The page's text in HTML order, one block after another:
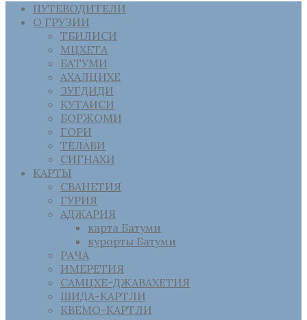
ПУТЕВОДИТЕЛИ
О ГРУЗИИ
ТБИЛИСИ
МЦХЕТА
БАТУМИ
АХАЛЦИХЕ
ЗУГДИДИ
КУТАИСИ
БОРЖОМИ
ГОРИ
ТЕЛАВИ
СИГНАХИ
КАРТЫ
СВАНЕТИЯ
ГУРИЯ
АДЖАРИЯ
карта Батуми
курорты Батуми
РАЧА
ИМЕРЕТИЯ
САМЦХЕ-ДЖАВАХЕТИЯ
ШИДА-КАРТЛИ
КВЕМО-КАРТЛИ